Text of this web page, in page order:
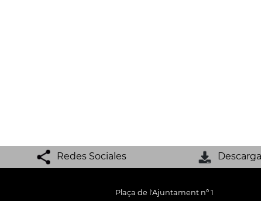
Redes Sociales
Plaça de l'Ajuntament nº 1